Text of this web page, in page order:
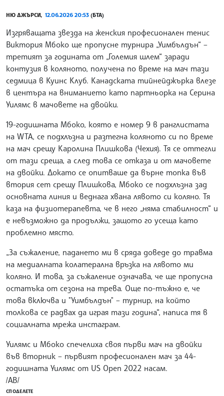
НЮ ДЖЪРСИ, 12.06.2026 20:53 (БТА)
Изгряващата звезда на женския професионален тенис
Виктория Мбоко ще пропусне турнира „Уимбълдън“ –
третият за годината от „Големия шлем“ заради
контузия в коляното, получена по време на мач тази
седмица в Куинс Клуб. Канадската тийнейджърка влезе
в центъра на вниманието като партньорка на Серина
Уилямс в мачовете на двойки.
19-годишната Мбоко, която е номер 9 в ранглистата
на WTA, се подхлъзна и разтегна коляното си по време
на мач срещу Каролина Плишкова (Чехия). Тя се оттегли
от тази среща, а след това се отказа и от мачовете
на двойки. Докато се опитваше да върне топка във
втория сет срещу Плишкова, Мбоко се подхлъзна зад
основната линия и веднага хвана лявото си коляно. Тя
каза на физиотерапевта, че в него „няма стабилност“ и
е невъзможно да продължи, защото го усеща като
проблемно място.
„За съжаление, падането ми в сряда доведе до травма
на медиалната колатерална връзка на лявото ми
коляно. И това, за съжаление означава, че ще пропусна
остатъка от сезона на трева. Още по-тъжно е, че
това включва и "Уимбълдън" – турнир, на който
толкова се радвах да играя тази година“, написа тя в
социалната мрежа инстаграм.
Уилямс и Мбоко спечелиха своя първи мач на двойки
във вторник – първият професионален мач за 44-
годишната Уилямс от US Open 2022 насам.
/АВ/
СПОДЕЛЕТЕ